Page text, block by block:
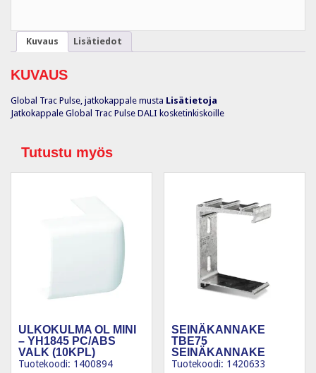
Kuvaus Lisätiedot
KUVAUS
Global Trac Pulse, jatkokappale musta Lisätietoja
Jatkokappale Global Trac Pulse DALI kosketinkiskoille
Tutustu myös
ULKOKULMA OL MINI
– YH1845 PC/ABS
VALK (10KPL)
Tuotekoodi: 1400894
SEINÄKANNAKE
TBE75
SEINÄKANNAKE
75MM
Tuotekoodi: 1420633